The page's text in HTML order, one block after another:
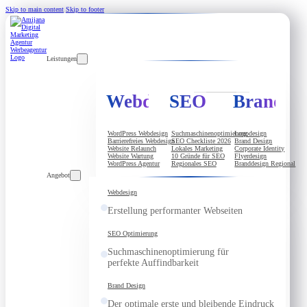
Skip to main content Skip to footer
Leistungen
Webdesign
WordPress Webdesign
Barrierefreies Webdesign
Website Relaunch
Website Wartung
WordPress Agentur
SEO
Suchmaschinenoptimierung
SEO Checkliste 2026
Lokales Marketing
10 Gründe für SEO
Regionales SEO
Logodesign
Brand Design
Corporate Identity
Flyerdesign
Branddesign Regional
Angebot
Webdesign
Erstellung performanter Webseiten
SEO Optimierung
Suchmaschinenoptimierung für
perfekte Auffindbarkeit
Brand Design
Der optimale erste und bleibende Eindruck